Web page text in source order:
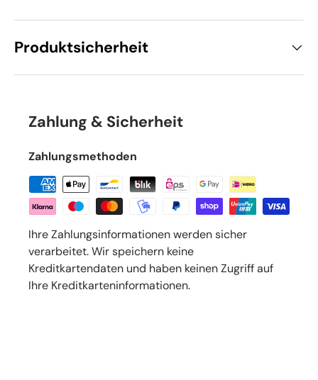
Produktsicherheit
Zahlung & Sicherheit
Zahlungsmethoden
Ihre Zahlungsinformationen werden sicher
verarbeitet. Wir speichern keine
Kreditkartendaten und haben keinen Zugriff auf
Ihre Kreditkarteninformationen.